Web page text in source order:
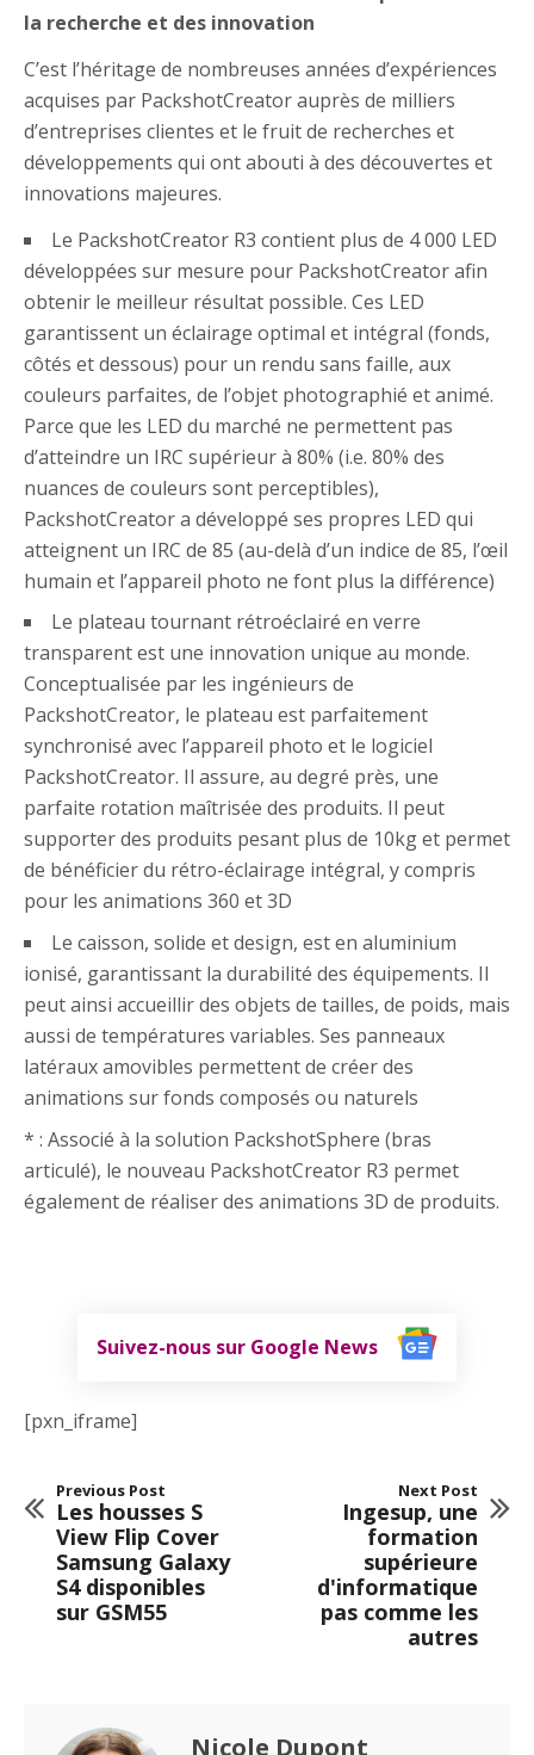
la recherche et des innovation
C’est l’héritage de nombreuses années d’expériences
acquises par PackshotCreator auprès de milliers
d’entreprises clientes et le fruit de recherches et
développements qui ont abouti à des découvertes et
innovations majeures.
Le PackshotCreator R3 contient plus de 4 000 LED
développées sur mesure pour PackshotCreator afin
obtenir le meilleur résultat possible. Ces LED
garantissent un éclairage optimal et intégral (fonds,
côtés et dessous) pour un rendu sans faille, aux
couleurs parfaites, de l’objet photographié et animé.
Parce que les LED du marché ne permettent pas
d’atteindre un IRC supérieur à 80% (i.e. 80% des
nuances de couleurs sont perceptibles),
PackshotCreator a développé ses propres LED qui
atteignent un IRC de 85 (au-delà d’un indice de 85, l’œil
humain et l’appareil photo ne font plus la différence)
Le plateau tournant rétroéclairé en verre
transparent est une innovation unique au monde.
Conceptualisée par les ingénieurs de
PackshotCreator, le plateau est parfaitement
synchronisé avec l’appareil photo et le logiciel
PackshotCreator. Il assure, au degré près, une
parfaite rotation maîtrisée des produits. Il peut
supporter des produits pesant plus de 10kg et permet
de bénéficier du rétro-éclairage intégral, y compris
pour les animations 360 et 3D
Le caisson, solide et design, est en aluminium
ionisé, garantissant la durabilité des équipements. Il
peut ainsi accueillir des objets de tailles, de poids, mais
aussi de températures variables. Ses panneaux
latéraux amovibles permettent de créer des
animations sur fonds composés ou naturels
* : Associé à la solution PackshotSphere (bras
articulé), le nouveau PackshotCreator R3 permet
également de réaliser des animations 3D de produits.
Suivez-nous sur Google News
[pxn_iframe]
Previous Post
Les housses S
View Flip Cover
Samsung Galaxy
S4 disponibles
sur GSM55
Next Post
Ingesup, une
formation
supérieure
d'informatique
pas comme les
autres
Nicole Dupont